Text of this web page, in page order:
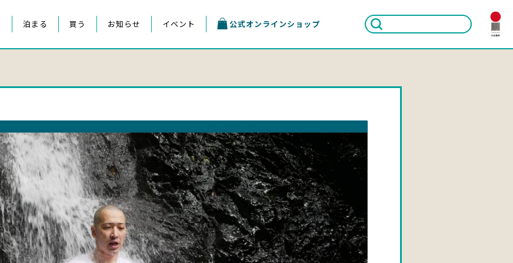
泊まる 買う お知らせ イベント 公式オンラインショップ